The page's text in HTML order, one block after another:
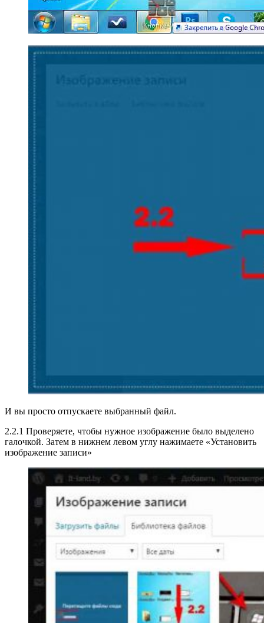
И вы просто отпускаете выбранный файл.
2.2.1 Проверяете, чтобы нужное изображение было выделено
галочкой. Затем в нижнем левом углу нажимаете «Установить
изображение записи»